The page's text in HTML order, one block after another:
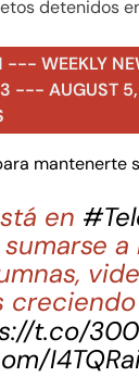
detenidos
--- WEEKLY
--- AUGUST
mantenerte
en
t.co/